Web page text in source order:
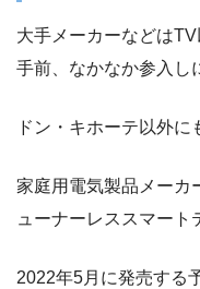
大手メーカーなどは
手前、なかなか参入し
ドン・キホーテ以外に
家庭用電気製品メー
ューナーレススマート
2022年5月に発売する